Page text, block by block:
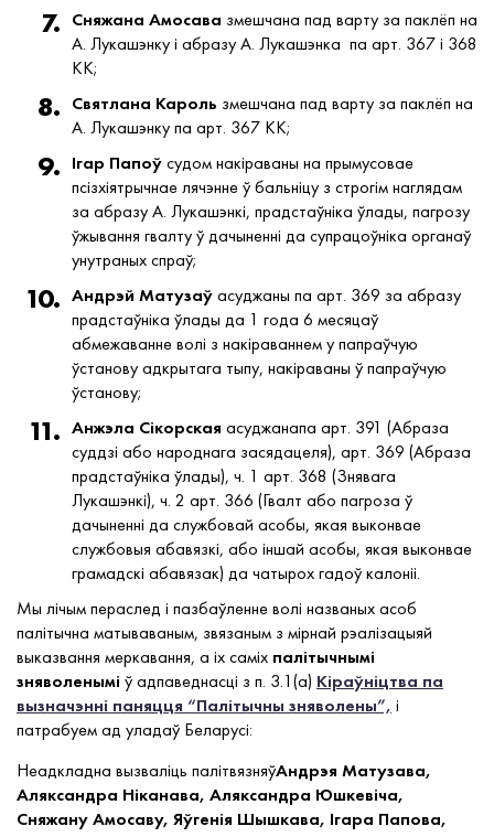
Сняжана Амосава змешчана пад варту за паклёп на
А. Лукашэнку і абразу А. Лукашэнка па арт. 367 і 368
КК;
Святлана Кароль змешчана пад варту за паклёп на
А. Лукашэнку па арт. 367 КК;
Ігар Папоўсудом накіраваны на прымусовае
псізхіятрычнае лячэнне ў бальніцу з строгім наглядам
за абразу А. Лукашэнкі, прадстаўніка ўлады, пагрозу
ўжывання гвалту ў дачыненні да супрацоўніка органаў
унутраных спраў;
Андрэй Матузаўасуджаны па арт. 369 за абразу
прадстаўніка ўлады да 1 года 6 месяцаў
абмежаванне волі з накіраваннем у папраўчую
ўстанову адкрытага тыпу, накіраваны ў папраўчую
ўстанову;
Анжэла Сікорская асуджанапа арт. 391 (Абраза
суддзі або народнага засядацеля), арт. 369 (Абраза
прадстаўніка ўлады), ч. 1 арт. 368 (Знявага
Лукашэнкі), ч. 2 арт. 366 (Гвалт або пагроза ў
дачыненні да службовай асобы, якая выконвае
службовыя абавязкі, або іншай асобы, якая выконвае
грамадскі абавязак) да чатырох гадоў калоніі.
Мы лічым пераслед і пазбаўленне волі названых асоб
палітычна матываваным, звязаным з мірнай рэалізацыяй
выказвання меркавання, а іх саміх палітычнымі
зняволенымі ў адпаведнасці з п. 3.1(а) Кіраўніцтва па
вызначэнні паняцця “Палітычны зняволены”, і
патрабуем ад уладаў Беларусі:
Неадкладна вызваліць палітвязняўАндрэя Матузава,
Аляксандра Ніканава, Аляксандра Юшкевіча,
Сняжану Амосаву, Яўгенія Шышкава, Ігара Папова,